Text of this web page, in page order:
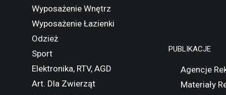
Wyposażenie Wnętrz
Wyposażenie Łazienki
Odzież
Sport
Elektronika, RTV, AGD
Art. Dla Zwierząt
PUBLIKACJE
Agencje
Materiały